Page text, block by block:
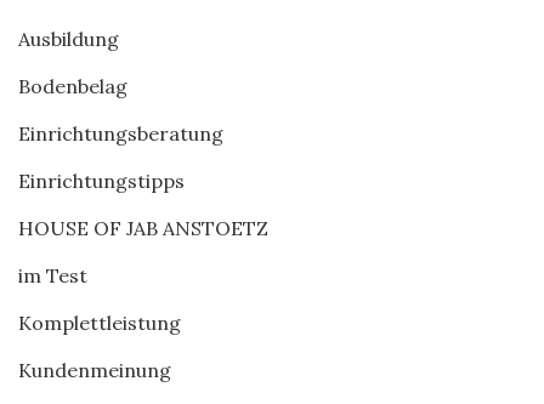
Ausbildung
Bodenbelag
Einrichtungsberatung
Einrichtungstipps
HOUSE OF JAB ANSTOETZ
im Test
Komplettleistung
Kundenmeinung